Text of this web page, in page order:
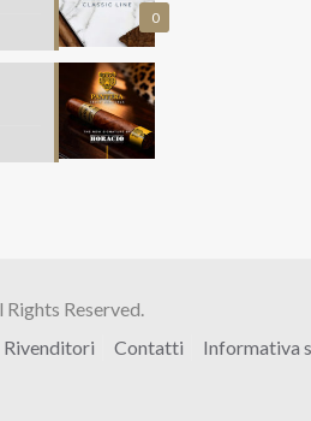
0
Reserved.
Rivenditori Contatti Informativa